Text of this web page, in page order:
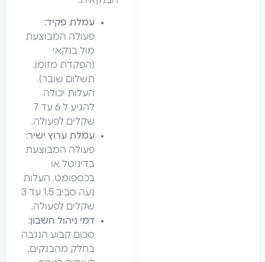
עמלת פקיד:
פעולה המבוצעת
מול בנקאי
(הפקדת מזומן,
תשלום שובר).
העלות יכולה
להגיע ל 6 עד 7
שקלים לפעולה.
עמלת ערוץ ישיר:
פעולה המבוצעת
בדיגיטל או
בכספומט. העלות
נעה סביב 1.5 עד 3
שקלים לפעולה.
דמי ניהול חשבון:
סכום קבוע הנגבה
בחלק מהבנקים,